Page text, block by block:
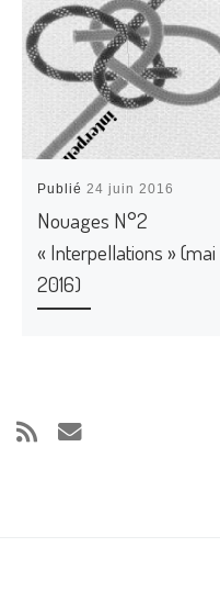
Publié24 juin 2016
Nouages N°2
« Interpellations » (mai
2016)